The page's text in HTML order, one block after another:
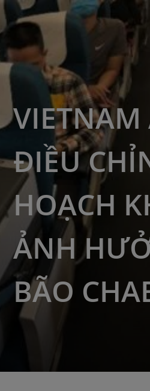
VIETNAM
ĐIỀU
HOẠCH
ẢNH
BÃO